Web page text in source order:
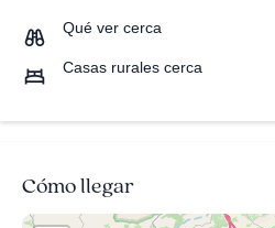
Qué ver cerca
Casas rurales cerca
Cómo llegar